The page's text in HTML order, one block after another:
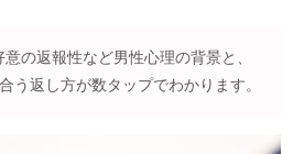
の返報性など男性心理の背景と、
う返し方が数タップでわかります。